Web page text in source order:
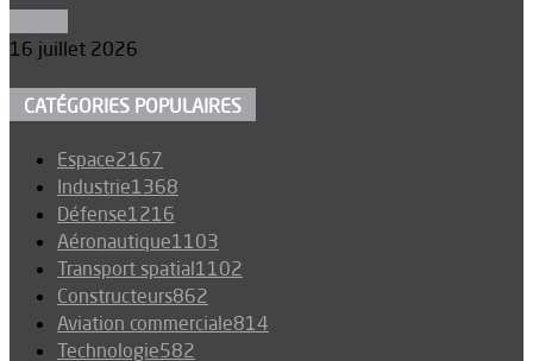
16 juillet 2026
CATÉGORIES POPULAIRES
Espace2167
Industrie1368
Défense1216
Aéronautique1103
Transport spatial1102
Constructeurs862
Aviation commerciale814
Technologie582